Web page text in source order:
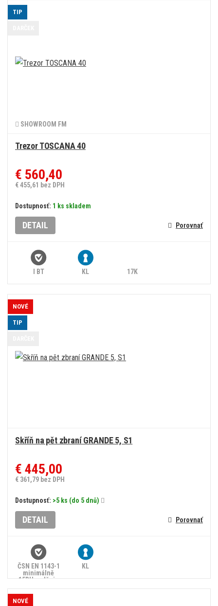
90/2024 Sb.
SHOWROOM FM
Trezor TOSCANA 40
€ 560,40
€ 455,61 bez DPH
Dostupnosť: 1 ks skladem
DETAIL Porovnať
I BT KL 17K
TIP
Skříň na pět zbraní GRANDE 5, S1
€ 445,00
€ 361,79 bez DPH
Dostupnosť: >5 ks (do 5 dnů)
DETAIL Porovnať
ČSN EN 1143-1
minimálně
15RU, splňuje
90/2024 Sb.
KL
NOVÉ
TIP
NOVÉ